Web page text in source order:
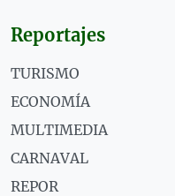
Reportajes
TURISMO
ECONOMÍA
MULTIMEDIA
CARNAVAL
REPOR